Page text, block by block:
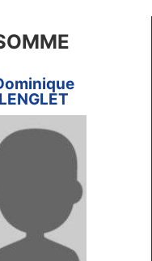
LENGLET